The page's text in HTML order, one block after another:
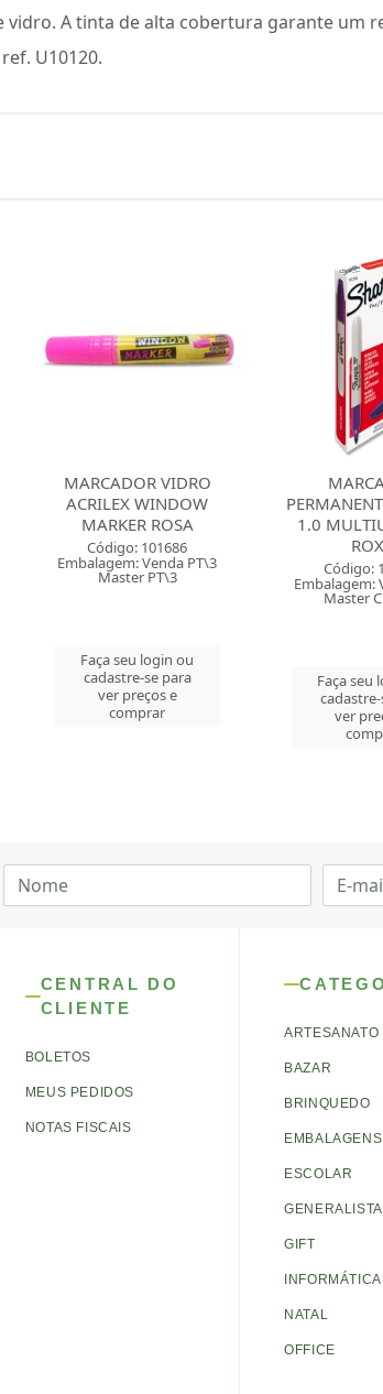
A tinta de alta cobertura garante um
U10120.
MARCADOR
PERMANENTE SHARPIE
1.0 MULTIUSO FINE
ROXO
Código: 106849
Embalagem: Venda CX\6
Faça seu login ou
cadastre-se para
ver preços e
PILOT 4.0MM
PONTA
Código:
Embalagem:
Master
Faça seu
ver
CENTRAL DO
CLIENTE
BOLETOS
MEUS PEDIDOS
NOTAS FISCAIS
ARTESANATO
BAZAR
BRINQUEDO
ESCOLAR
GENERALISTA
GIFT
INFORMÁTICA
NATAL
OFFICE